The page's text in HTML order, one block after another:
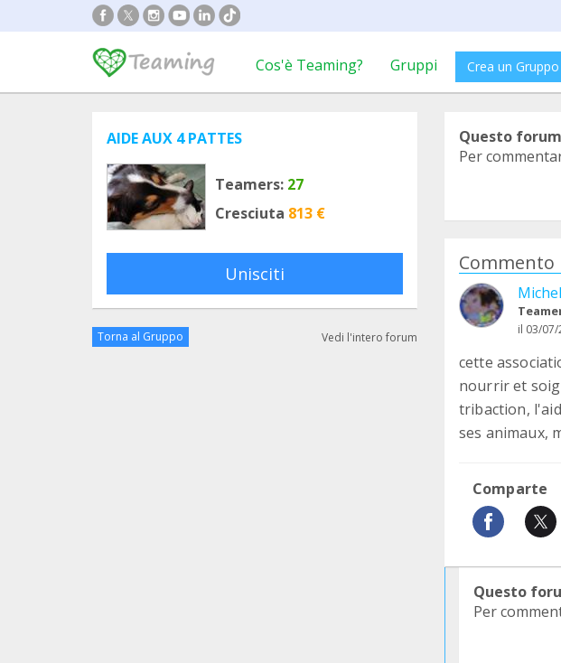
Cos'è Teaming? Gruppi Crea un Gruppo
AIDE AUX 4 PATTES
Teamers: 27
Cresciuta 813 €
Unisciti
Torna al Gruppo Vedi l'intero forum
Questo
Per
Commento
il 03/07/
cette
nourrir et
tribaction,
ses animaux,
Comparte
Questo
Per